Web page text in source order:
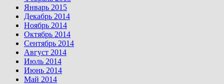
Январь 2015
Декабрь 2014
Ноябрь 2014
Октябрь 2014
Сентябрь 2014
Август 2014
Июль 2014
Июнь 2014
Май 2014